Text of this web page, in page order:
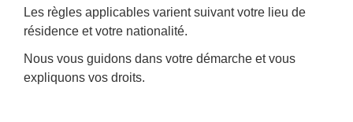
Les règles applicables varient suivant votre lieu de
résidence et votre nationalité.
Nous vous guidons dans votre démarche et vous
expliquons vos droits.